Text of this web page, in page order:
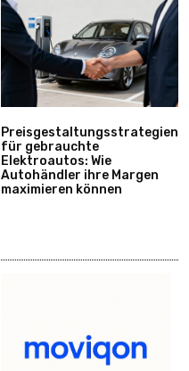
Preisgestaltungsstrategien
für gebrauchte
Elektroautos: Wie
Autohändler ihre Margen
maximieren können